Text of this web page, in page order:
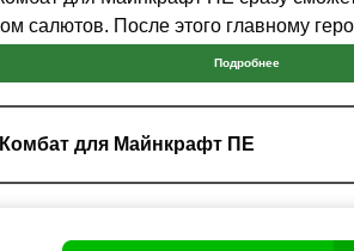
салютов. После этого главному
денег.
заспавнится и в горах или
так что Стиву лучше обзавестись
Подробнее
для Майнкрафт ПЕ